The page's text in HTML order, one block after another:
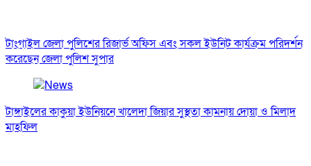
টাংগাইল জেলা পুলিশের রিজার্ভ অফিস এবং সকল ইউনিট কার্যক্রম পরিদর্শন
করেছেন জেলা পুলিশ সুপার
টাঙ্গাইলের কাকুয়া ইউনিয়নে খালেদা জিয়ার সুস্থতা কামনায় দোয়া ও মিলাদ
মাহফিল